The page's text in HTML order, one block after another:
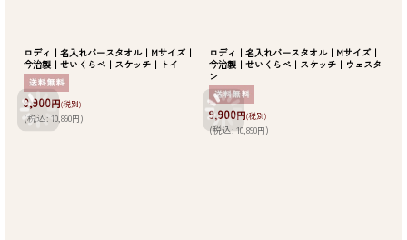
ロディ｜名入れバースタオル｜Mサイズ｜
今治製｜せいくらべ｜スケッチ｜トイ
9,900円(税別)
(税込: 10,890円)
ロディ｜名入れバースタオル｜Mサイズ｜
今治製｜せいくらべ｜スケッチ｜ウェスタ
ン
9,900円(税別)
(税込: 10,890円)